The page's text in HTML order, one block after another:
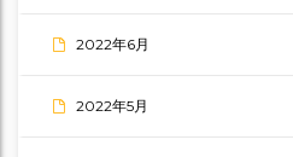
2022年6月
2022年5月